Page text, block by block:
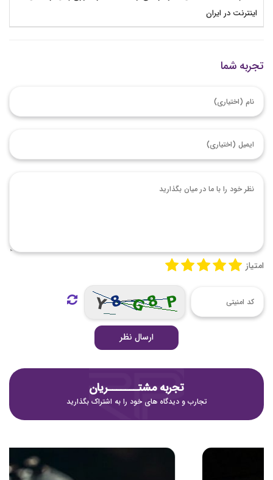
اینترنت در ایران
تجربه شما
امتیاز
ارسال نظر
تجربه مشتـــــــریان
تجارب و دیدگاه های خود را به اشتراک بگذارید